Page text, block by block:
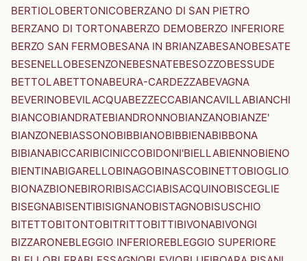
BERTIOLOBERTONICOBERZANO DI SAN PIETRO
BERZANO DI TORTONABERZO DEMOBERZO INFERIORE
BERZO SAN FERMOBESANA IN BRIANZABESANOBESATE
BESENELLOBESENZONEBESNATEBESOZZOBESSUDE
BETTOLABETTONABEURA-CARDEZZABEVAGNA
BEVERINOBEVILACQUABEZZECCABIANCAVILLABIANCHI
BIANCOBIANDRATEBIANDRONNOBIANZANOBIANZE'
BIANZONEBIASSONOBIBBIANOBIBBIENABIBBONA
BIBIANABICCARIBICINICCOBIDONI'BIELLABIENNOBIENO
BIENTINABIGARELLOBINAGOBINASCOBINETTOBIOGLIO
BIONAZBIONEBIRORIBISACCIABISACQUINOBISCEGLIE
BISEGNABISENTIBISIGNANOBISTAGNOBISUSCHIO
BITETTOBITONTOBITRITTOBITTIBIVONABIVONGI
BIZZARONEBLEGGIO INFERIOREBLEGGIO SUPERIORE